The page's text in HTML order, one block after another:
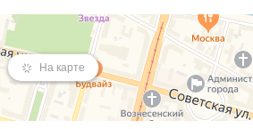
На карте